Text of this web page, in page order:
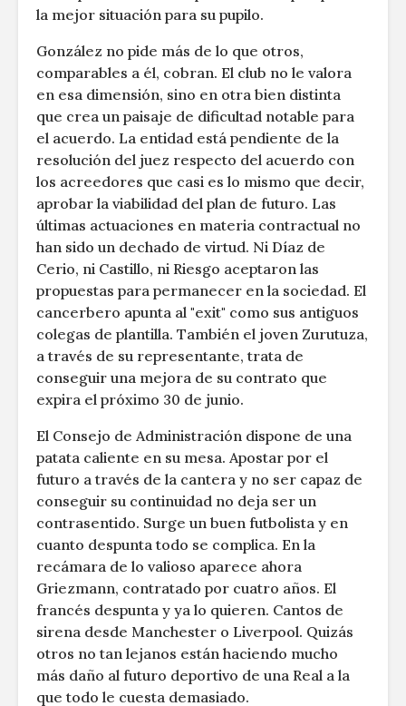
la mejor situación para su pupilo.
González no pide más de lo que otros,
comparables a él, cobran. El club no le valora
en esa dimensión, sino en otra bien distinta
que crea un paisaje de dificultad notable para
el acuerdo. La entidad está pendiente de la
resolución del juez respecto del acuerdo con
los acreedores que casi es lo mismo que decir,
aprobar la viabilidad del plan de futuro. Las
últimas actuaciones en materia contractual no
han sido un dechado de virtud. Ni Díaz de
Cerio, ni Castillo, ni Riesgo aceptaron las
propuestas para permanecer en la sociedad. El
cancerbero apunta al "exit" como sus antiguos
colegas de plantilla. También el joven Zurutuza,
a través de su representante, trata de
conseguir una mejora de su contrato que
expira el próximo 30 de junio.
El Consejo de Administración dispone de una
patata caliente en su mesa. Apostar por el
futuro a través de la cantera y no ser capaz de
conseguir su continuidad no deja ser un
contrasentido. Surge un buen futbolista y en
cuanto despunta todo se complica. En la
recámara de lo valioso aparece ahora
Griezmann, contratado por cuatro años. El
francés despunta y ya lo quieren. Cantos de
sirena desde Manchester o Liverpool. Quizás
otros no tan lejanos están haciendo mucho
más daño al futuro deportivo de una Real a la
que todo le cuesta demasiado.